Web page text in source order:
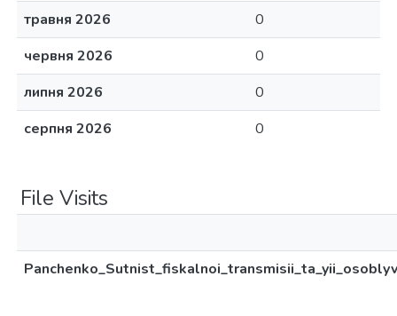
травня 2026
0
червня 2026
0
липня 2026
0
серпня 2026
0
File Visits